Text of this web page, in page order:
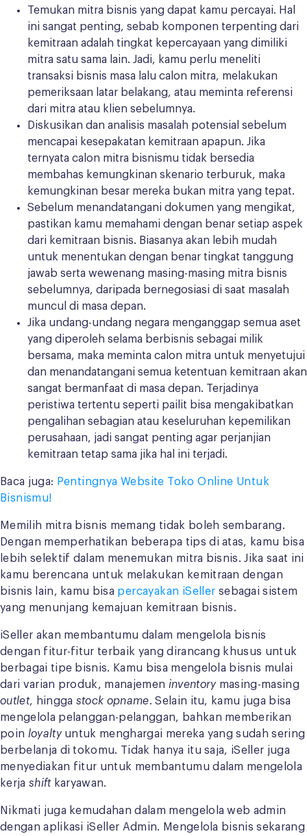
Temukan mitra bisnis yang dapat kamu percayai. Hal
ini sangat penting, sebab komponen terpenting dari
kemitraan adalah tingkat kepercayaan yang dimiliki
mitra satu sama lain. Jadi, kamu perlu meneliti
transaksi bisnis masa lalu calon mitra, melakukan
pemeriksaan latar belakang, atau meminta referensi
dari mitra atau klien sebelumnya.
Diskusikan dan analisis masalah potensial sebelum
mencapai kesepakatan kemitraan apapun. Jika
ternyata calon mitra bisnismu tidak bersedia
membahas kemungkinan skenario terburuk, maka
kemungkinan besar mereka bukan mitra yang tepat.
Sebelum menandatangani dokumen yang mengikat,
pastikan kamu memahami dengan benar setiap aspek
dari kemitraan bisnis. Biasanya akan lebih mudah
untuk menentukan dengan benar tingkat tanggung
jawab serta wewenang masing-masing mitra bisnis
sebelumnya, daripada bernegosiasi di saat masalah
muncul di masa depan.
Jika undang-undang negara menganggap semua aset
yang diperoleh selama berbisnis sebagai milik
bersama, maka meminta calon mitra untuk menyetujui
dan menandatangani semua ketentuan kemitraan akan
sangat bermanfaat di masa depan. Terjadinya
peristiwa tertentu seperti pailit bisa mengakibatkan
pengalihan sebagian atau keseluruhan kepemilikan
perusahaan, jadi sangat penting agar perjanjian
kemitraan tetap sama jika hal ini terjadi.
Baca juga: Pentingnya Website Toko Online Untuk
Bisnismu!
Memilih mitra bisnis memang tidak boleh sembarang.
Dengan memperhatikan beberapa tips di atas, kamu bisa
lebih selektif dalam menemukan mitra bisnis. Jika saat ini
kamu berencana untuk melakukan kemitraan dengan
bisnis lain, kamu bisa percayakan iSeller sebagai sistem
yang menunjang kemajuan kemitraan bisnis.
iSeller akan membantumu dalam mengelola bisnis
dengan fitur-fitur terbaik yang dirancang khusus untuk
berbagai tipe bisnis. Kamu bisa mengelola bisnis mulai
dari varian produk, manajemen inventory masing-masing
outlet, hingga stock opname. Selain itu, kamu juga bisa
mengelola pelanggan-pelanggan, bahkan memberikan
poin loyalty untuk menghargai mereka yang sudah sering
berbelanja di tokomu. Tidak hanya itu saja, iSeller juga
menyediakan fitur untuk membantumu dalam mengelola
kerja shift karyawan.
Nikmati juga kemudahan dalam mengelola web admin
dengan aplikasi iSeller Admin. Mengelola bisnis sekarang